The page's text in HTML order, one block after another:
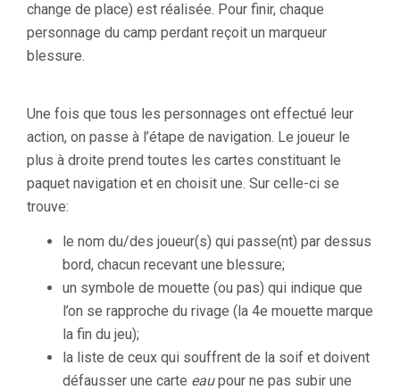
change de place) est réalisée. Pour finir, chaque
personnage du camp perdant reçoit un marqueur
blessure.
Une fois que tous les personnages ont effectué leur
action, on passe à l’étape de navigation. Le joueur le
plus à droite prend toutes les cartes constituant le
paquet navigation et en choisit une. Sur celle-ci se
trouve:
le nom du/des joueur(s) qui passe(nt) par dessus
bord, chacun recevant une blessure;
un symbole de mouette (ou pas) qui indique que
l’on se rapproche du rivage (la 4e mouette marque
la fin du jeu);
la liste de ceux qui souffrent de la soif et doivent
défausser une carte eaupour ne pas subir une